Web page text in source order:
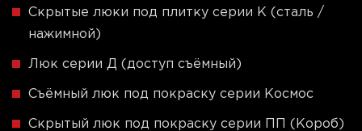
Скрытые люки под плитку серии K (сталь /
нажимной)
Люк серии Д (доступ съёмный)
Съёмный люк под покраску серии Космос
Скрытый люк под покраску серии ПП (Короб)